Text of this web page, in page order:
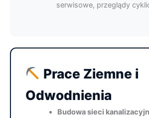
serwisowe, przeglądy
Prace Ziemne i
Odwodnienia
Budowa sieci